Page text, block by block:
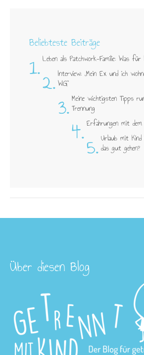
Beliebteste Beiträge
1. Leben als Patchwork-Familie: Was
2. Interview: „Mein Ex und ich
WG"
3. Meine wichtigsten Tipps
Trennung
4. Erfahrungen mit dem
5. Urlaub mit
das gut gehen?
Über diesen Blog